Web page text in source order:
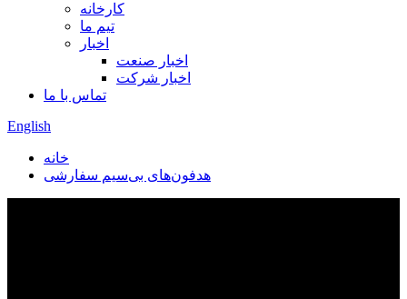
کارخانه
تیم ما
اخبار
اخبار صنعت
اخبار شرکت
تماس با ما
English
خانه
هدفون‌های بی‌سیم سفارشی